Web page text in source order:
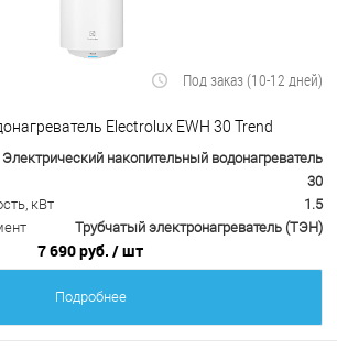
Под заказ (10-12 дней)
Electrolux EWH 30 Trend
Электрический накопительный водонагреватель
30
кВт
1.5
Трубчатый электронагреватель (ТЭН)
7 690 руб. / шт
Подробнее